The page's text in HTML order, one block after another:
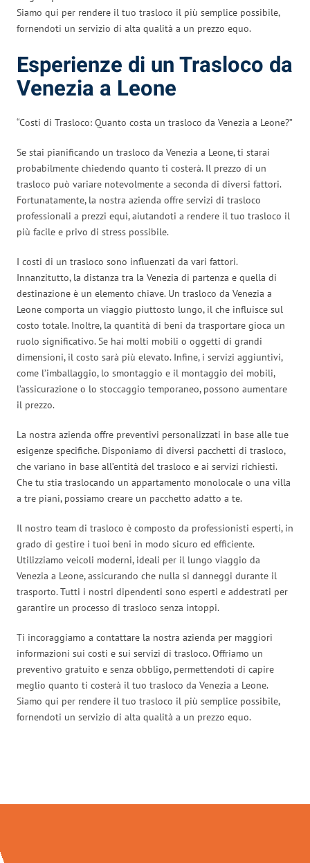
Siamo qui per rendere il tuo trasloco il più semplice possibile,
fornendoti un servizio di alta qualità a un prezzo equo.
Esperienze di un Trasloco da
Venezia a Leone
“Costi di Trasloco: Quanto costa un trasloco da Venezia a Leone?”
Se stai pianificando un trasloco da Venezia a Leone, ti starai
probabilmente chiedendo quanto ti costerà. Il prezzo di un
trasloco può variare notevolmente a seconda di diversi fattori.
Fortunatamente, la nostra azienda offre servizi di trasloco
professionali a prezzi equi, aiutandoti a rendere il tuo trasloco il
più facile e privo di stress possibile.
I costi di un trasloco sono influenzati da vari fattori.
Innanzitutto, la distanza tra la Venezia di partenza e quella di
destinazione è un elemento chiave. Un trasloco da Venezia a
Leone comporta un viaggio piuttosto lungo, il che influisce sul
costo totale. Inoltre, la quantità di beni da trasportare gioca un
ruolo significativo. Se hai molti mobili o oggetti di grandi
dimensioni, il costo sarà più elevato. Infine, i servizi aggiuntivi,
come l’imballaggio, lo smontaggio e il montaggio dei mobili,
l’assicurazione o lo stoccaggio temporaneo, possono aumentare
il prezzo.
La nostra azienda offre preventivi personalizzati in base alle tue
esigenze specifiche. Disponiamo di diversi pacchetti di trasloco,
che variano in base all’entità del trasloco e ai servizi richiesti.
Che tu stia traslocando un appartamento monolocale o una villa
a tre piani, possiamo creare un pacchetto adatto a te.
Il nostro team di trasloco è composto da professionisti esperti, in
grado di gestire i tuoi beni in modo sicuro ed efficiente.
Utilizziamo veicoli moderni, ideali per il lungo viaggio da
Venezia a Leone, assicurando che nulla si danneggi durante il
trasporto. Tutti i nostri dipendenti sono esperti e addestrati per
garantire un processo di trasloco senza intoppi.
Ti incoraggiamo a contattare la nostra azienda per maggiori
informazioni sui costi e sui servizi di trasloco. Offriamo un
preventivo gratuito e senza obbligo, permettendoti di capire
meglio quanto ti costerà il tuo trasloco da Venezia a Leone.
Siamo qui per rendere il tuo trasloco il più semplice possibile,
fornendoti un servizio di alta qualità a un prezzo equo.